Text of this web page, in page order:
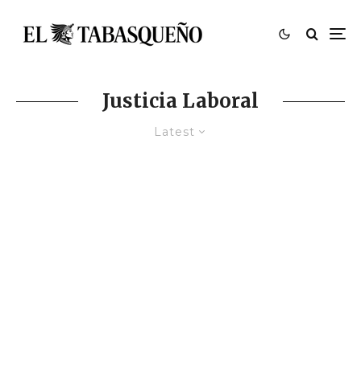
Justicia Laboral
Latest